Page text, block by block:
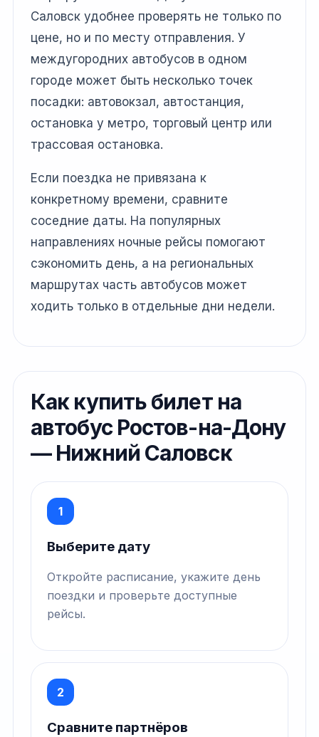
Саловск удобнее проверять не только по
цене, но и по месту отправления. У
междугородних автобусов в одном
городе может быть несколько точек
посадки: автовокзал, автостанция,
остановка у метро, торговый центр или
трассовая остановка.
Если поездка не привязана к
конкретному времени, сравните
соседние даты. На популярных
направлениях ночные рейсы помогают
сэкономить день, а на региональных
маршрутах часть автобусов может
ходить только в отдельные дни недели.
Как купить билет на
автобус Ростов-на-Дону
— Нижний Саловск
1
Выберите дату
Откройте расписание, укажите день
поездки и проверьте доступные
рейсы.
2
Сравните партнёров